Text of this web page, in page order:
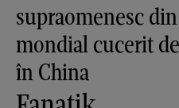
supraomenesc
mondial cucerit
în China